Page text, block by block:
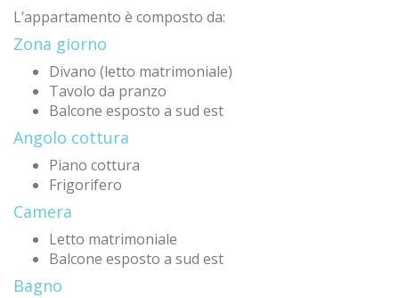
L’appartamento è composto da:
Zona giorno
Divano (letto matrimoniale)
Tavolo da pranzo
Balcone esposto a sud est
Angolo cottura
Piano cottura
Frigorifero
Camera
Letto matrimoniale
Balcone esposto a sud est
Bagno